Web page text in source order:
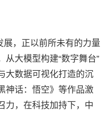
展，正以前所未有的力量
从大模型构建“数字舞台”
大数据可视化打造的沉
神话：悟空》等作品激
力，在科技加持下，中